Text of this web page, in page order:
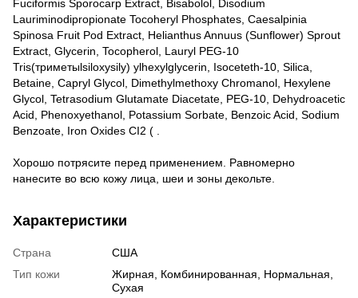
Fuciformis Sporocarp Extract, Bisabolol, Disodium
Lauriminodipropionate Tocoheryl Phosphates, Caesalpinia
Spinosa Fruit Pod Extract, Helianthus Annuus (Sunflower) Sprout
Extract, Glycerin, Tocopherol, Lauryl PEG-10
Tris(триметыlsiloxysily) ylhexylglycerin, Isoceteth-10, Silica,
Betaine, Capryl Glycol, Dimethylmethoxy Chromanol, Hexylene
Glycol, Tetrasodium Glutamate Diacetate, PEG-10, Dehydroacetic
Acid, Phenoxyethanol, Potassium Sorbate, Benzoic Acid, Sodium
Benzoate, Iron Oxides CI2 ( .
Хорошо потрясите перед применением. Равномерно
нанесите во всю кожу лица, шеи и зоны декольте.
Характеристики
Страна
США
Тип кожи
Жирная Комбинированная Нормальная
Сухая